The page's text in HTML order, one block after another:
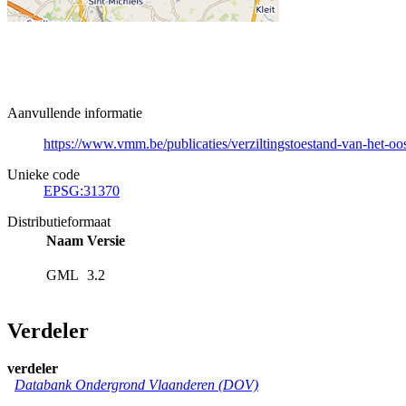
Aanvullende informatie
https://www.vmm.be/publicaties/verziltingstoestand-van-het-
Unieke code
EPSG:31370
Distributieformaat
Naam Versie
GML 3.2
Verdeler
verdeler
Databank Ondergrond Vlaanderen (DOV)